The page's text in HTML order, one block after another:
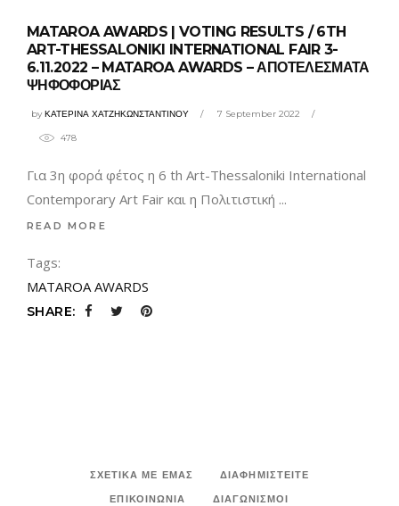
MATAROA AWARDS | VOTING RESULTS / 6TH
ART-THESSALONIKI INTERNATIONAL FAIR 3-
6.11.2022 – MATAROA AWARDS – ΑΠΟΤΕΛΕΣΜΑΤΑ
ΨΗΦΟΦΟΡΙΑΣ
byΚΑΤΕΡΙΝΑ ΧΑΤΖΗΚΩΝΣΤΑΝΤΙΝΟΥ 7 September 2022
478
Για 3η φορά φέτος η 6 th Art-Thessaloniki International
Contemporary Art Fair και η Πολιτιστική
READ MORE
Tags:
MATAROA AWARDS
SHARE:
ΣΧΕΤΙΚΑ ΜΕ ΕΜΑΣ
ΔΙΑΦΗΜΙΣΤΕΙΤΕ
ΕΠΙΚΟΙΝΩΝΙΑ
ΔΙΑΓΩΝΙΣΜΟΙ